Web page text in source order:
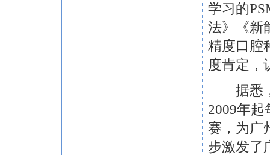
学习的
法》《新
精度口腔
度肯定，
据悉，
2009年
赛，为广
步激发了